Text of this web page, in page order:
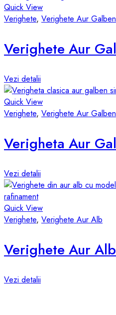
Quick View
Verighete, Verighete Aur Galben
Vezi detalii
Quick View
Verighete, Verighete Aur Galben
Vezi detalii
Quick View
Verighete, Verighete Aur Alb
Vezi detalii